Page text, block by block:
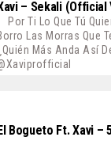
– Sekali (Official
Por Ti Lo Que Tú
Las Morras Que
Más Anda Así
Bogueto Ft. Xavi –